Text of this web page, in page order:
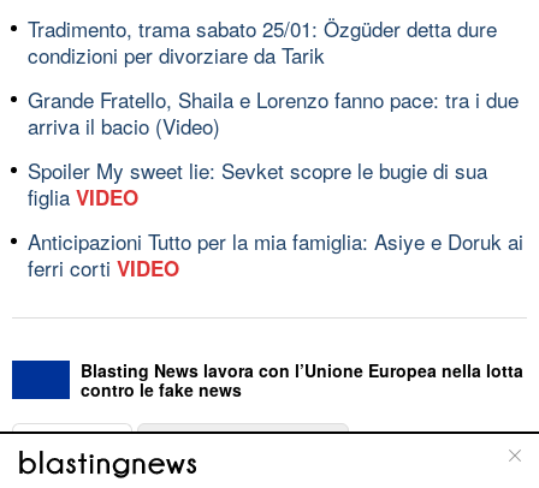
Tradimento, trama sabato 25/01: Özgüder detta dure
condizioni per divorziare da Tarik
Grande Fratello, Shaila e Lorenzo fanno pace: tra i due
arriva il bacio (Video)
Spoiler My sweet lie: Sevket scopre le bugie di sua
figlia VIDEO
Anticipazioni Tutto per la mia famiglia: Asiye e Doruk ai
ferri corti VIDEO
Blasting News lavora con l’Unione Europea nella lotta
contro le fake news
ABOUT